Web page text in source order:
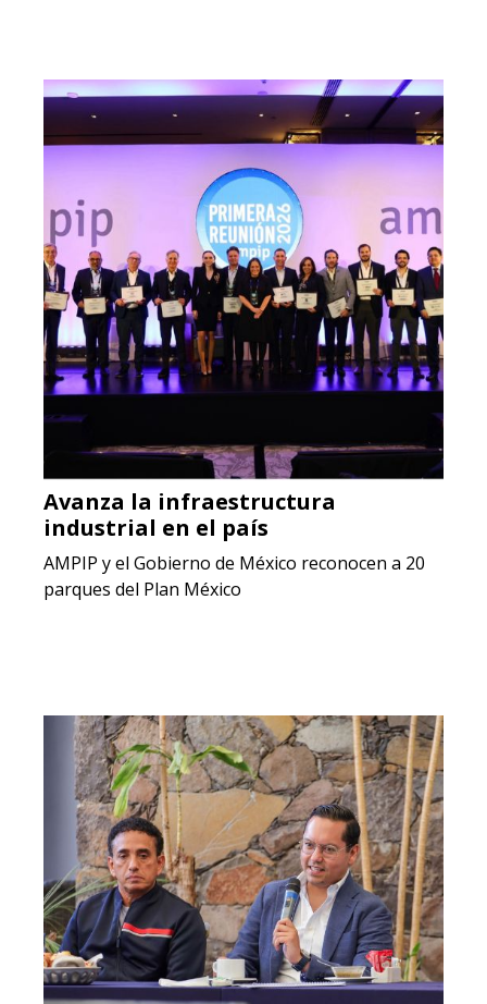
Avanza la infraestructura
industrial en el país
AMPIP y el Gobierno de México reconocen a 20
parques del Plan México